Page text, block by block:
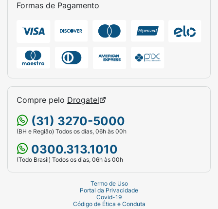
Formas de Pagamento
Compre pelo Drogatel
(31) 3270-5000
(BH e Região) Todos os dias, 06h às 00h
0300.313.1010
(Todo Brasil) Todos os dias, 06h às 00h
Termo de Uso
Portal da Privacidade
Covid-19
Código de Ética e Conduta